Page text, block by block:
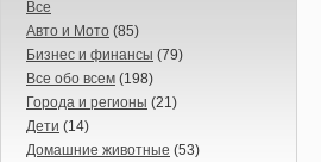
Все
Авто и Мото (85)
Бизнес и финансы (79)
Все обо всем (198)
Города и регионы (21)
Дети (14)
Домашние животные (53)